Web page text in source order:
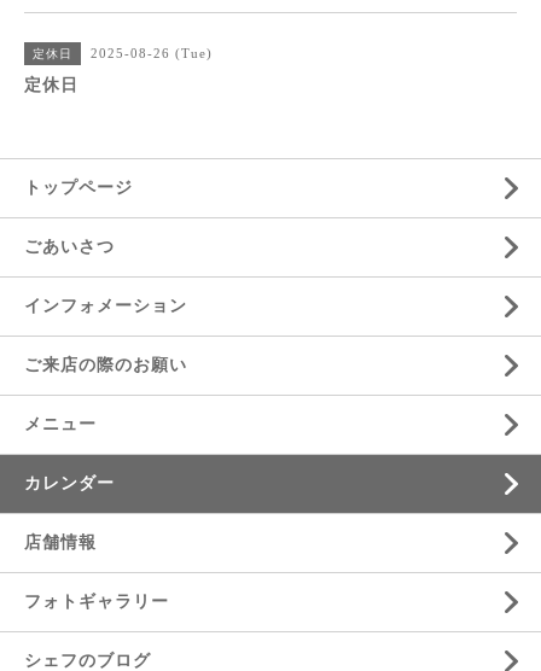
定休日 2025-08-26 (Tue)
定休日
トップページ
ごあいさつ
インフォメーション
ご来店の際のお願い
メニュー
カレンダー
店舗情報
フォトギャラリー
シェフのブログ